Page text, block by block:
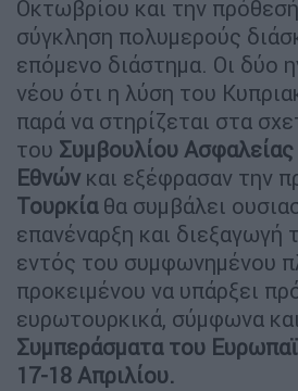
Οκτωβρίου και την
σύγκληση πολυμερούς
επόμενο διάστημα. Οι δύο
νέου ότι η λύση του
παρά να στηρίζεται στα
του Συμβουλίου
Εθνών και εξέφρασαν την
Τουρκίαθα συμβάλει
επανέναρξη και διεξαγωγή
εντός του συμφωνημένου
προκειμένου να υπάρξει
ευρωτουρκικά, σύμφωνα
Συμπεράσματα του
17-18 Απριλίου.